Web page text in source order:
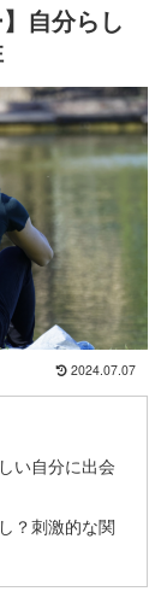
自分らし
2024.07.07
い自分に出会
？刺激的な関